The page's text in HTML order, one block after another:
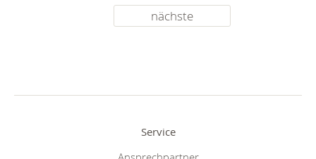
nächste
Service